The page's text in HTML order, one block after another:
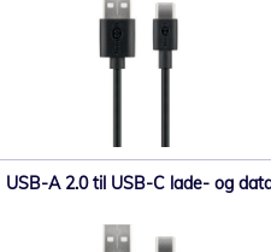
USB-A 2.0 til USB-C lade- og